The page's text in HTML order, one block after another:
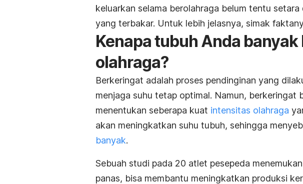
keluarkan selama berolahraga belum tentu
yang terbakar. Untuk lebih jelasnya, simak
Kenapa tubuh Anda
olahraga?
Berkeringat adalah proses pendinginan yang
menjaga suhu tetap optimal. Namun, berkeringat
menentukan seberapa kuat intensitas olahraga
akan meningkatkan suhu tubuh, sehingga
banyak.
Sebuah studi pada 20 atlet pesepeda
panas, bisa membantu meningkatkan produksi